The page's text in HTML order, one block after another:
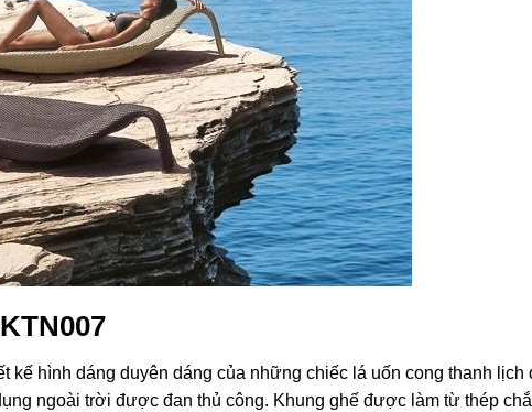
hình dáng duyên dáng của những chiếc lá uốn cong thanh lịch
ngoài trời được đan thủ công. Khung ghế được làm từ thép